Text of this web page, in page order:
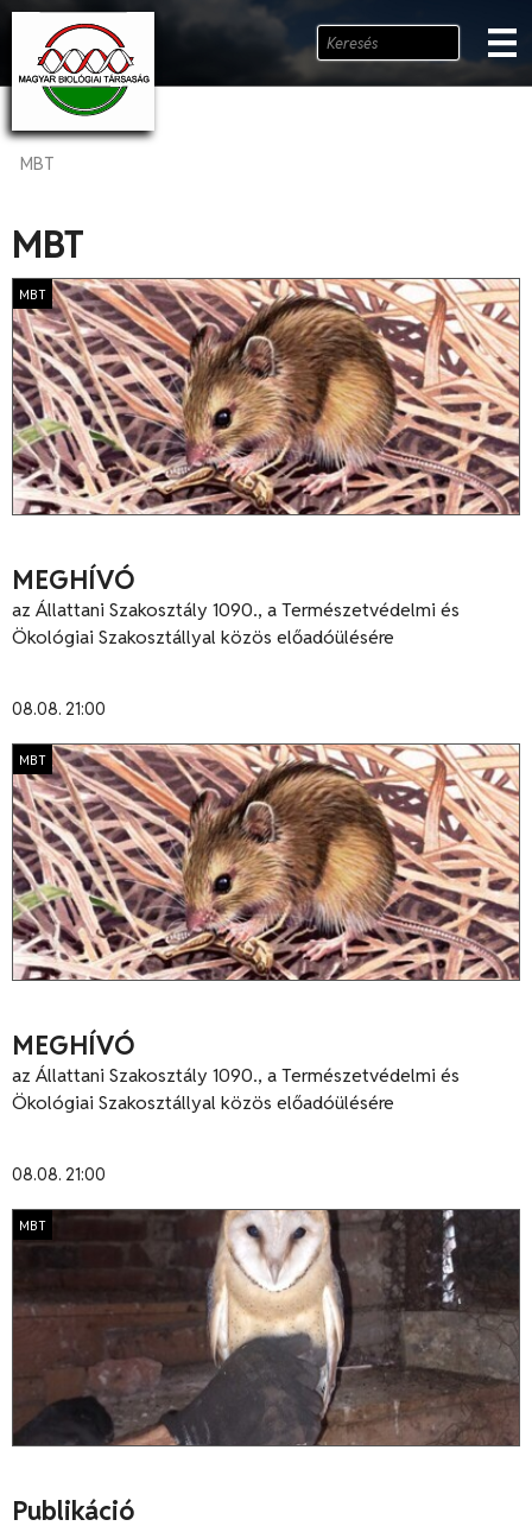
MBT
MBT
MEGHÍVÓ
MBT
08.08. 21:00
az Állattani Szakosztály 1090., a Természetvédelmi és
Ökológiai Szakosztállyal közös előadóülésére
MEGHÍVÓ
MBT
08.08. 21:00
az Állattani Szakosztály 1090., a Természetvédelmi és
Ökológiai Szakosztállyal közös előadóülésére
Publikáció
MBT